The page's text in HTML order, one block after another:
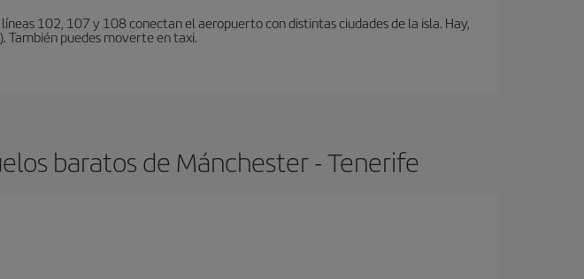
102, 107 y 108 conectan el aeropuerto con distintas ciudades de la isla. Hay,
También puedes moverte en taxi.
baratos de Mánchester - Tenerife